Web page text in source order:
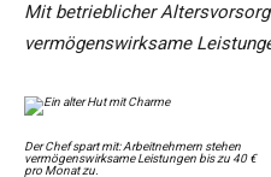
Mit betrieblicher
vermögenswirksame
Der Chef spart mit: Arbeitnehmern stehen
vermögenswirksame Leistungen bis zu 40 €
pro Monat zu.